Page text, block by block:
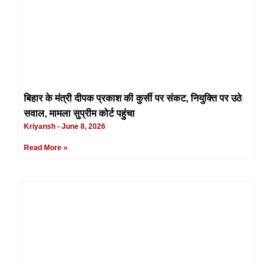
बिहार के मंत्री दीपक प्रकाश की कुर्सी पर संकट, नियुक्ति पर उठे
सवाल, मामला सुप्रीम कोर्ट पहुंचा
Kriyansh June 8, 2026
Read More »